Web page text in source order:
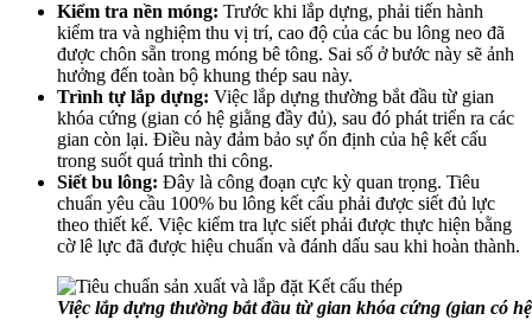
Kiểm tra nền móng: Trước khi lắp dựng, phải tiến hành
kiểm tra và nghiệm thu vị trí, cao độ của các bu lông neo đã
được chôn sẵn trong móng bê tông. Sai số ở bước này sẽ ảnh
hưởng đến toàn bộ khung thép sau này.
Trình tự lắp dựng: Việc lắp dựng thường bắt đầu từ gian
khóa cứng (gian có hệ giằng đầy đủ), sau đó phát triển ra các
gian còn lại. Điều này đảm bảo sự ổn định của hệ kết cấu
trong suốt quá trình thi công.
Siết bu lông: Đây là công đoạn cực kỳ quan trọng. Tiêu
chuẩn yêu cầu 100% bu lông kết cấu phải được siết đủ lực
theo thiết kế. Việc kiểm tra lực siết phải được thực hiện bằng
cờ lê lực đã được hiệu chuẩn và đánh dấu sau khi hoàn thành.
Việc lắp dựng thường bắt đầu từ gian khóa cứng (gian có